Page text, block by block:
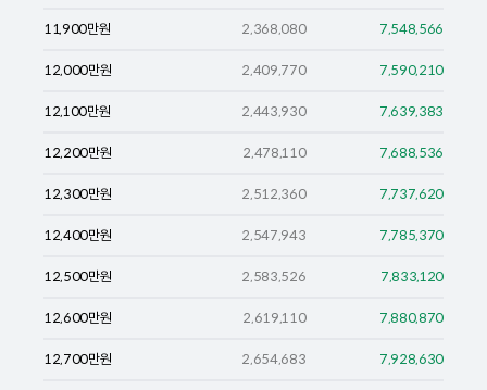
11,900만원 2,368,080 7,548,566
12,000만원 2,409,770 7,590,210
12,100만원 2,443,930 7,639,383
12,200만원 2,478,110 7,688,536
12,300만원 2,512,360 7,737,620
12,400만원 2,547,943 7,785,370
12,500만원 2,583,526 7,833,120
12,600만원 2,619,110 7,880,870
12,700만원 2,654,683 7,928,630